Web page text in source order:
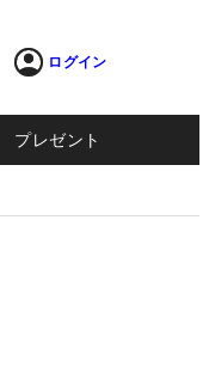
ログイン
プレゼント